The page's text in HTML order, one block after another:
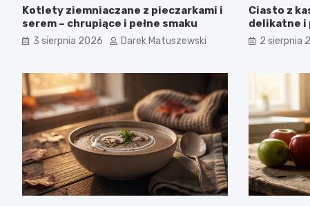
Kotlety ziemniaczane z pieczarkami i
serem – chrupiące i pełne smaku
3 sierpnia 2026 Darek Matuszewski
Ciasto z
delikatne i
2 sierpnia